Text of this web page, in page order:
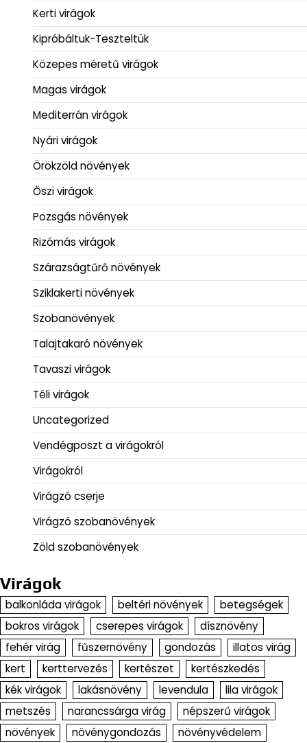
Kerti virágok
Kipróbáltuk-Teszteltük
Közepes méretű virágok
Magas virágok
Mediterrán virágok
Nyári virágok
Örökzöld növények
Őszi virágok
Pozsgás növények
Rizómás virágok
Szárazságtűrő növények
Sziklakerti növények
Szobanövények
Talajtakaró növények
Tavaszi virágok
Téli virágok
Uncategorized
Vendégposzt a virágokról
Virágokról
Virágzó cserje
Virágzó szobanövények
Zöld szobanövények
Virágok
balkonláda virágok beltéri növények
betegségek
bokros virágok
cserepes virágok
dísznövény
fehér virág
fűszernövény gondozás
illatos virág
kert
kerttervezés kertészet
kertészkedés
kék virágok
lakásnövény levendula
lila virágok
metszés
narancssárga virág
népszerű virágok
növények
növénygondozás növényvédelem